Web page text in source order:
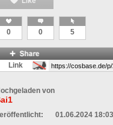
0 0 5
Link
von
01.06.2024